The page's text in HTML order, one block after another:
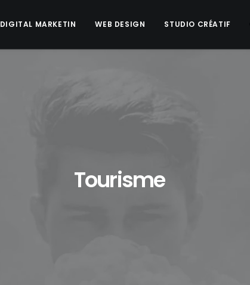
DIGITAL MARKETIN WEB DESIGN STUDIO CRÉATIF
Tourisme